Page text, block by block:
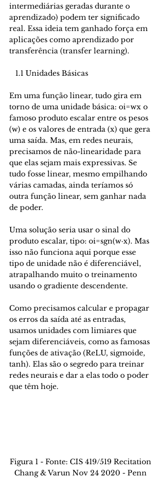
intermediárias geradas durante o
aprendizado) podem ter significado
real. Essa ideia tem ganhado força em
aplicações como aprendizado por
transferência (transfer learning).
1.1 Unidades Básicas
Em uma função linear, tudo gira em
torno de uma unidade básica: oi=wx o
famoso produto escalar entre os pesos
(w) e os valores de entrada (x) que gera
uma saída. Mas, em redes neurais,
precisamos de não-linearidade para
que elas sejam mais expressivas. Se
tudo fosse linear, mesmo empilhando
várias camadas, ainda teríamos só
outra função linear, sem ganhar nada
de poder.
Uma solução seria usar o sinal do
produto escalar, tipo: oi=sgn(w·x). Mas
isso não funciona aqui porque esse
tipo de unidade não é diferenciável,
atrapalhando muito o treinamento
usando o gradiente descendente.
Como precisamos calcular e propagar
os erros da saída até as entradas,
usamos unidades com limiares que
sejam diferenciáveis, como as famosas
funções de ativação (ReLU, sigmoide,
tanh). Elas são o segredo para treinar
redes neurais e dar a elas todo o poder
que têm hoje.
Figura 1 - Fonte: CIS 419/519 Recitation
Chang & Varun Nov 24 2020 - Penn